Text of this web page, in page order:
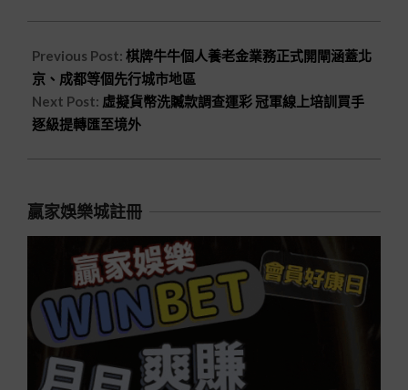
Previous Post: 棋牌牛牛個人養老金業務正式開閘涵蓋北
京、成都等個先行城市地區
Next Post: 虛擬貨幣洗贓款調查運彩 冠軍線上培訓買手
逐級提轉匯至境外
贏家娛樂城註冊